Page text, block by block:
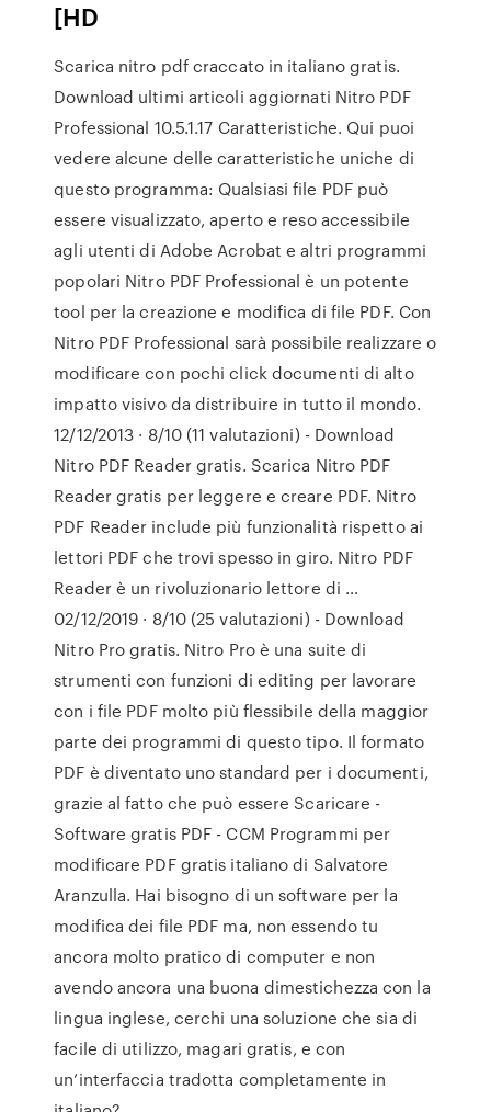
[HD
Scarica nitro pdf craccato in italiano gratis.
Download ultimi articoli aggiornati Nitro PDF
Professional 10.5.1.17 Caratteristiche. Qui puoi
vedere alcune delle caratteristiche uniche di
questo programma: Qualsiasi file PDF può
essere visualizzato, aperto e reso accessibile
agli utenti di Adobe Acrobat e altri programmi
popolari Nitro PDF Professional è un potente
tool per la creazione e modifica di file PDF. Con
Nitro PDF Professional sarà possibile realizzare o
modificare con pochi click documenti di alto
impatto visivo da distribuire in tutto il mondo.
12/12/2013 · 8/10 (11 valutazioni) - Download
Nitro PDF Reader gratis. Scarica Nitro PDF
Reader gratis per leggere e creare PDF. Nitro
PDF Reader include più funzionalità rispetto ai
lettori PDF che trovi spesso in giro. Nitro PDF
Reader è un rivoluzionario lettore di …
02/12/2019 · 8/10 (25 valutazioni) - Download
Nitro Pro gratis. Nitro Pro è una suite di
strumenti con funzioni di editing per lavorare
con i file PDF molto più flessibile della maggior
parte dei programmi di questo tipo. Il formato
PDF è diventato uno standard per i documenti,
grazie al fatto che può essere Scaricare -
Software gratis PDF - CCM Programmi per
modificare PDF gratis italiano di Salvatore
Aranzulla. Hai bisogno di un software per la
modifica dei file PDF ma, non essendo tu
ancora molto pratico di computer e non
avendo ancora una buona dimestichezza con la
lingua inglese, cerchi una soluzione che sia di
facile di utilizzo, magari gratis, e con
un’interfaccia tradotta completamente in